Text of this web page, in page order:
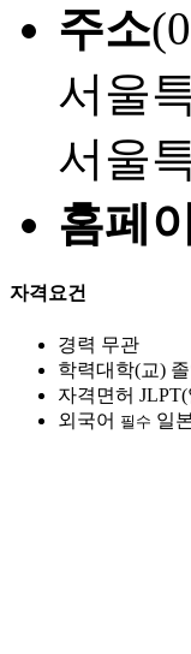
주소
서울
서울
홈페
자격요건
경력 무관
학력대학(교)
자격면허
외국어 필수 일